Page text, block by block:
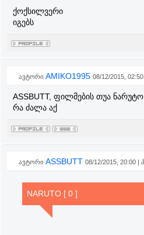
ქოქსილვერი
იგებს
ავტორი AMIKO1995 08/12/2015,
ASSBUTT, ფილმების თუა ნარუტო
რა ძალა აქ
ავტორი ASSBUTT 08/12/2015, 20:00 |
NARUTO [ 0 ]